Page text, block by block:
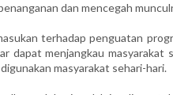
dan mencegah
terhadap penguatan
dapat menjangkau
masyarakat sehari-hari.